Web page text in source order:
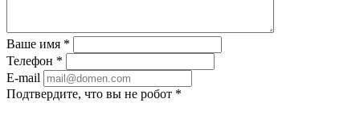
Ваше имя *
Телефон *
E-mail
Подтвердите, что вы не робот *